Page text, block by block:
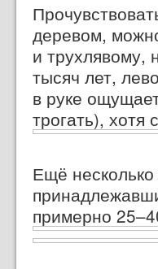
деревом,
и трухлявому,
тысяч лет,
в руке
трогать),
Ещё
примерно